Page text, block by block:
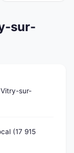
sur-
sur-
(17 915